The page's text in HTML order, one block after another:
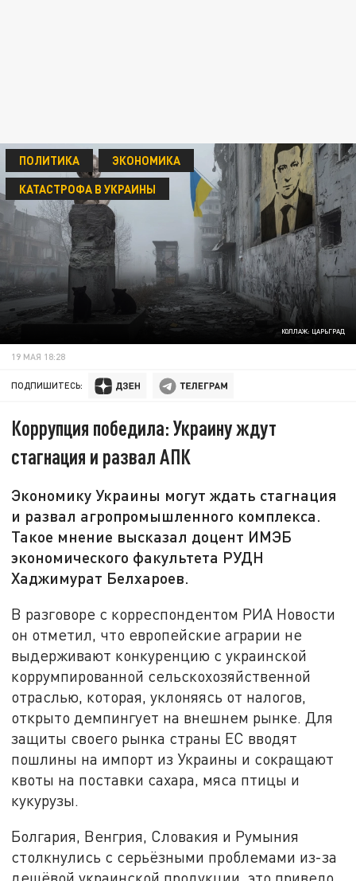
КОЛЛАЖ: ЦАРЬГРАД
ПОЛИТИКА
ЭКОНОМИКА
КАТАСТРОФА В УКРАИНЫ
19 МАЯ 18:28
ПОДПИШИТЕСЬ:
Коррупция победила: Украину ждут
стагнация и развал АПК
Экономику Украины могут ждать стагнация
и развал агропромышленного комплекса.
Такое мнение высказал доцент ИМЭБ
экономического факультета РУДН
Хаджимурат Белхароев.
В разговоре с корреспондентом РИА Новости
он отметил, что европейские аграрии не
выдерживают конкуренцию с украинской
коррумпированной сельскохозяйственной
отраслью, которая, уклоняясь от налогов,
открыто демпингует на внешнем рынке. Для
защиты своего рынка страны ЕС вводят
пошлины на импорт из Украины и сокращают
квоты на поставки сахара, мяса птицы и
кукурузы.
Болгария, Венгрия, Словакия и Румыния
столкнулись с серьёзными проблемами из-за